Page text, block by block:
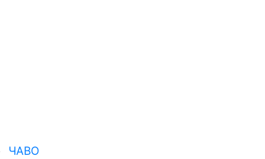
ЧАВО